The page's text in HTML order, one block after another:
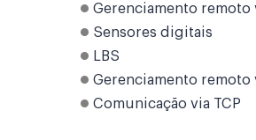
Gerenciamento remoto
Sensores digitais
LBS
Gerenciamento remoto
Comunicação via TCP